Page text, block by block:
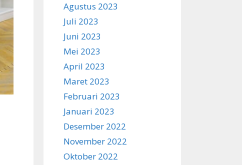
Agustus 2023
Juli 2023
Juni 2023
Mei 2023
April 2023
Maret 2023
Februari 2023
Januari 2023
Desember 2022
November 2022
Oktober 2022